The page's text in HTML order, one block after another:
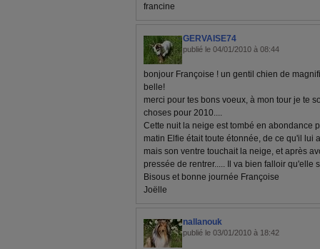
francine
GERVAISE74
publié le 04/01/2010 à 08:44
bonjour Françoise ! un gentil chien de
belle!
merci pour tes bons voeux, à mon tour je te
choses pour 2010....
Cette nuit la neige est tombé en abondance
matin Elfie était toute étonnée, de ce qu'il lui
mais son ventre touchait la neige, et après
pressée de rentrer..... Il va bien falloir qu'elle
Bisous et bonne journée Françoise
Joëlle
nallanouk
publié le 03/01/2010 à 18:42